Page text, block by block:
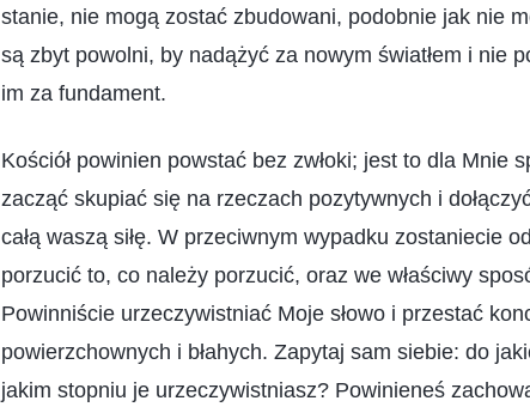
stanie, nie mogą zostać zbudowani, podobnie jak nie
są zbyt powolni, by nadążyć za nowym światłem i nie
im za fundament.
Kościół powinien powstać bez zwłoki; jest to dla Mnie
zacząć skupiać się na rzeczach pozytywnych i
całą waszą siłę. W przeciwnym wypadku zostaniecie
porzucić to, co należy porzucić, oraz we właściwy
Powinniście urzeczywistniać Moje słowo i przestać
powierzchownych i błahych. Zapytaj sam siebie: do
jakim stopniu je urzeczywistniasz? Powinieneś